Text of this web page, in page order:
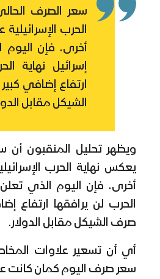
سعر الصرف
الحرب
أخرى، فإن
إسرائيل نهاية
ارتفاع إضافي
الشيكل مقابل
ويظهر تحليل المنقبون أن
يعكس نهاية الحرب
أخرى، فإن اليوم الذي
الحرب لن يرافقها ارتفاع
صرف الشيكل مقابل الدولار.
أي أن تسعير علاوات
سعر صرف اليوم كمان كانت